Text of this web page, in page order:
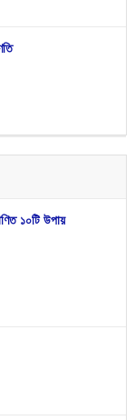
১০টি উপায়